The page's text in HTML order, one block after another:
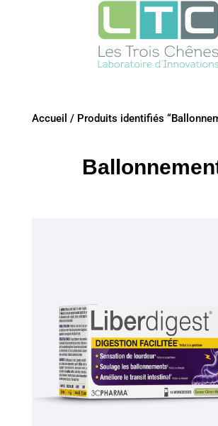
Accueil / Produits identifiés